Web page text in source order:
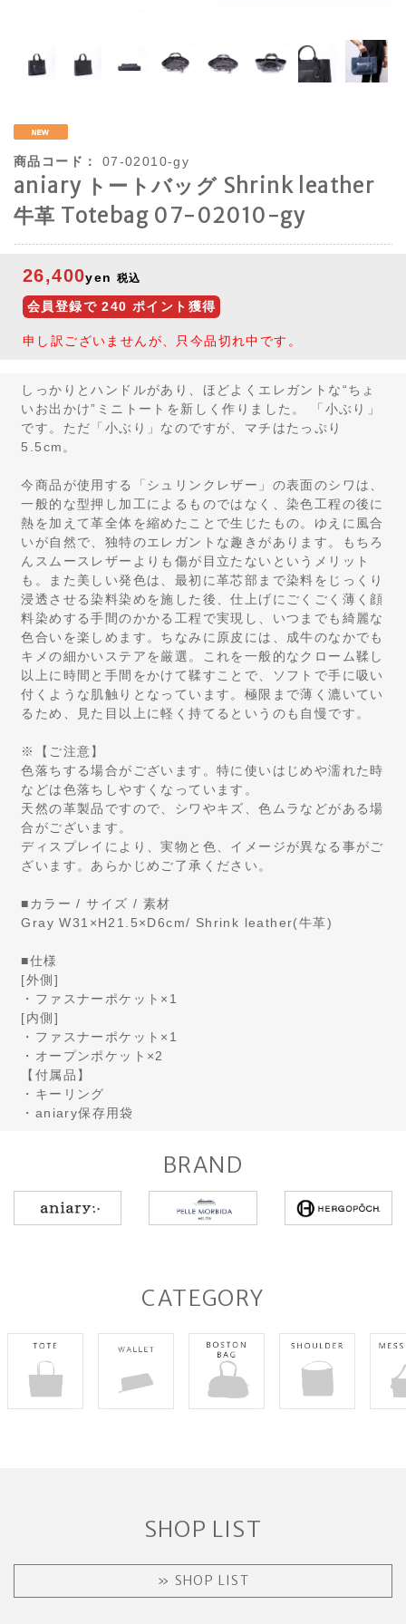
商品コード： 07-02010-gy
aniary トートバッグ Shrink leather
牛革 Totebag 07-02010-gy
26,400yen 税込
会員登録で240 ポイント獲得
申し訳ございませんが、只今品切れ中です。
しっかりとハンドルがあり、ほどよくエレガントな“ちょ
いお出かけ”ミニトートを新しく作りました。 「小ぶり」
です。ただ「小ぶり」なのですが、マチはたっぷり
5.5cm。
今商品が使用する「シュリンクレザー」の表面のシワは、
一般的な型押し加工によるものではなく、染色工程の後に
熱を加えて革全体を縮めたことで生じたもの。ゆえに風合
いが自然で、独特のエレガントな趣きがあります。もちろ
んスムースレザーよりも傷が目立たないというメリット
も。また美しい発色は、最初に革芯部まで染料をじっくり
浸透させる染料染めを施した後、仕上げにごくごく薄く顔
料染めする手間のかかる工程で実現し、いつまでも綺麗な
色合いを楽しめます。ちなみに原皮には、成牛のなかでも
キメの細かいステアを厳選。これを一般的なクローム鞣し
以上に時間と手間をかけて鞣すことで、ソフトで手に吸い
付くような肌触りとなっています。極限まで薄く漉いてい
るため、見た目以上に軽く持てるというのも自慢です。
※【ご注意】
色落ちする場合がございます。特に使いはじめや濡れた時
などは色落ちしやすくなっています。
天然の革製品ですので、シワやキズ、色ムラなどがある場
合がございます。
ディスプレイにより、実物と色、イメージが異なる事がご
ざいます。あらかじめご了承ください。
■カラー / サイズ / 素材
Gray W31×H21.5×D6cm/ Shrink leather(牛革)
■仕様
[外側]
・ファスナーポケット×1
[内側]
・ファスナーポケット×1
・オープンポケット×2
【付属品】
・キーリング
・aniary保存用袋
BRAND
CATEGORY
SHOP LIST
» SHOP LIST